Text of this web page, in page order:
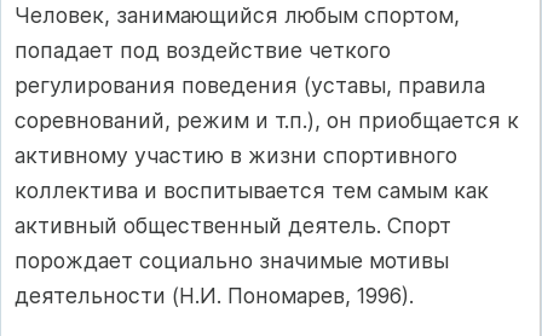
Человек, занимающийся любым спортом,
попадает под воздействие четкого
регулирования поведения (уставы, правила
соревнований, режим и т.п.), он приобщается к
активному участию в жизни спортивного
коллектива и воспитывается тем самым как
активный общественный деятель. Спорт
порождает социально значимые мотивы
деятельности (Н.И. Пономарев, 1996).